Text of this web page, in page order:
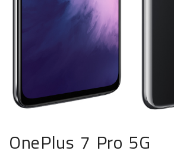
OnePlus 7 Pro 5G